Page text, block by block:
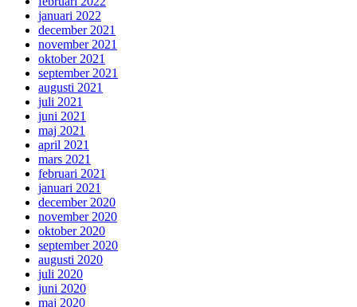
januari 2022
december 2021
november 2021
oktober 2021
september 2021
augusti 2021
juli 2021
juni 2021
maj 2021
april 2021
mars 2021
februari 2021
januari 2021
december 2020
november 2020
oktober 2020
september 2020
augusti 2020
juli 2020
juni 2020
maj 2020